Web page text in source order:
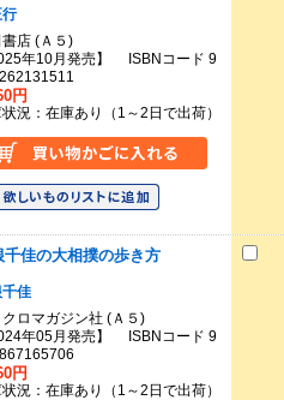
店 (Ａ５)
年10月発売】 ISBNコード 9
円
況：在庫あり（1～2日で出荷）
千佳の大相撲の歩き方
千佳
クロマガジン社 (Ａ５)
年05月発売】 ISBNコード 9
円
況：在庫あり（1～2日で出荷）